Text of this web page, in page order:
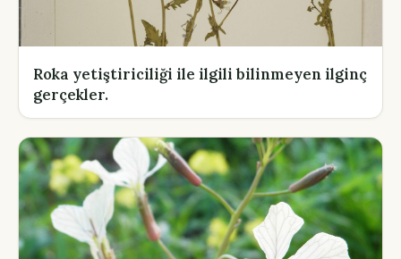
Roka yetiştiriciliği ile ilgili bilinmeyen ilginç
gerçekler.